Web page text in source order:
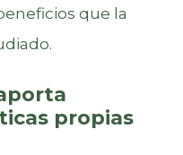
que la
propias